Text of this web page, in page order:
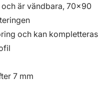
är vändbara, 70x90
och kan kompletteras
7 mm